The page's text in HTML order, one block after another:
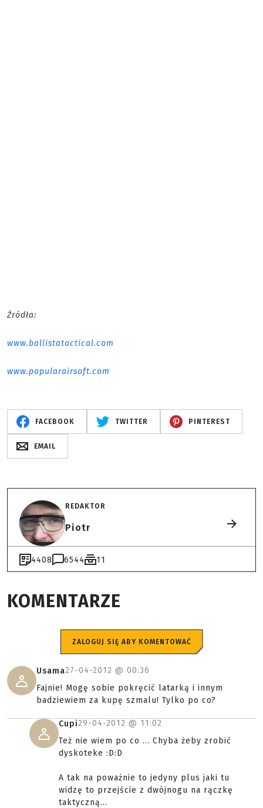
Źródła:
www.ballistatactical.com
www.popularairsoft.com
FACEBOOK TWITTER PINTEREST
EMAIL
REDAKTOR
Piotr
4408 6544 11
KOMENTARZE
ZALOGUJ SIĘ ABY KOMENTOWAĆ
Usama27-04-2012 @ 00:36
Fajnie! Mogę sobie pokręcić latarką i innym
badziewiem za kupę szmalu! Tylko po co?
Cupi29-04-2012 @ 11:02
Też nie wiem po co ... Chyba żeby zrobić
dyskoteke :D:D
A tak na poważnie to jedyny plus jaki tu
widzę to przejście z dwójnogu na rączkę
taktyczną...